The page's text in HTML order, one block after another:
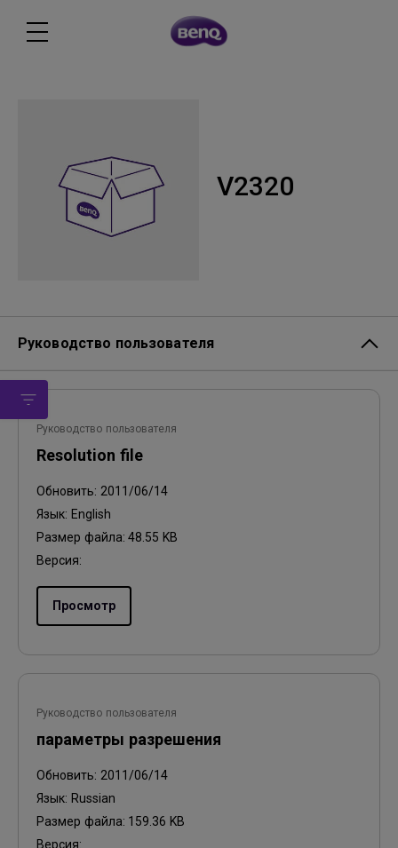
V2320
Руководство пользователя
Руководство пользователя
Resolution file
Обновить: 2011/06/14
Язык: English
Размер файла: 48.55 KB
Версия:
Просмотр
Руководство пользователя
параметры разрешения
Обновить: 2011/06/14
Язык: Russian
Размер файла: 159.36 KB
Версия: